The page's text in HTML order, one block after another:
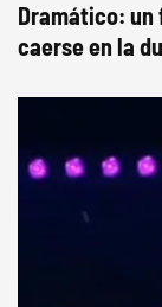
Dramático: un
caerse en la